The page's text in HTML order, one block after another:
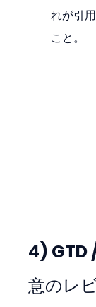
れが引
こと。
4) GTD
意のレ